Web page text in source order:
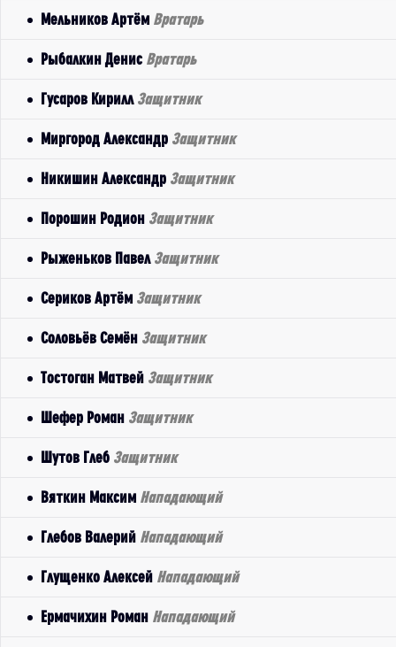
Мельников Артём Вратарь
Рыбалкин Денис Вратарь
Гусаров Кирилл Защитник
Миргород Александр Защитник
Никишин Александр Защитник
Порошин Родион Защитник
Рыженьков Павел Защитник
Сериков Артём Защитник
Соловьёв Семён Защитник
Тостоган Матвей Защитник
Шефер Роман Защитник
Шутов Глеб Защитник
Вяткин Максим Нападающий
Глебов Валерий Нападающий
Глущенко Алексей Нападающий
Ермачихин Роман Нападающий